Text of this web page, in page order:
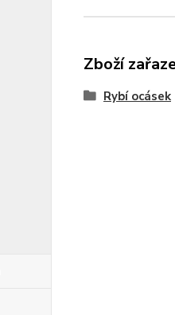
Zboží
Rybí ocásek